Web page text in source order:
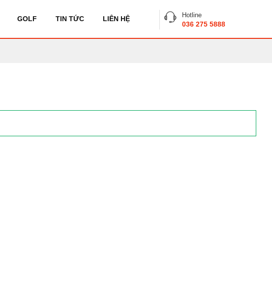
GOLF TIN TỨC LIÊN HỆ Hotline
036 275 5888